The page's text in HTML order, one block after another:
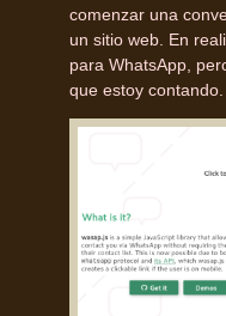
comenzar una
un sitio web. En
para WhatsApp,
que estoy contando.